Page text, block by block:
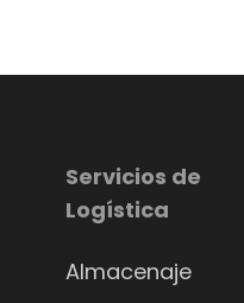
Servicios de
Logística
Almacenaje